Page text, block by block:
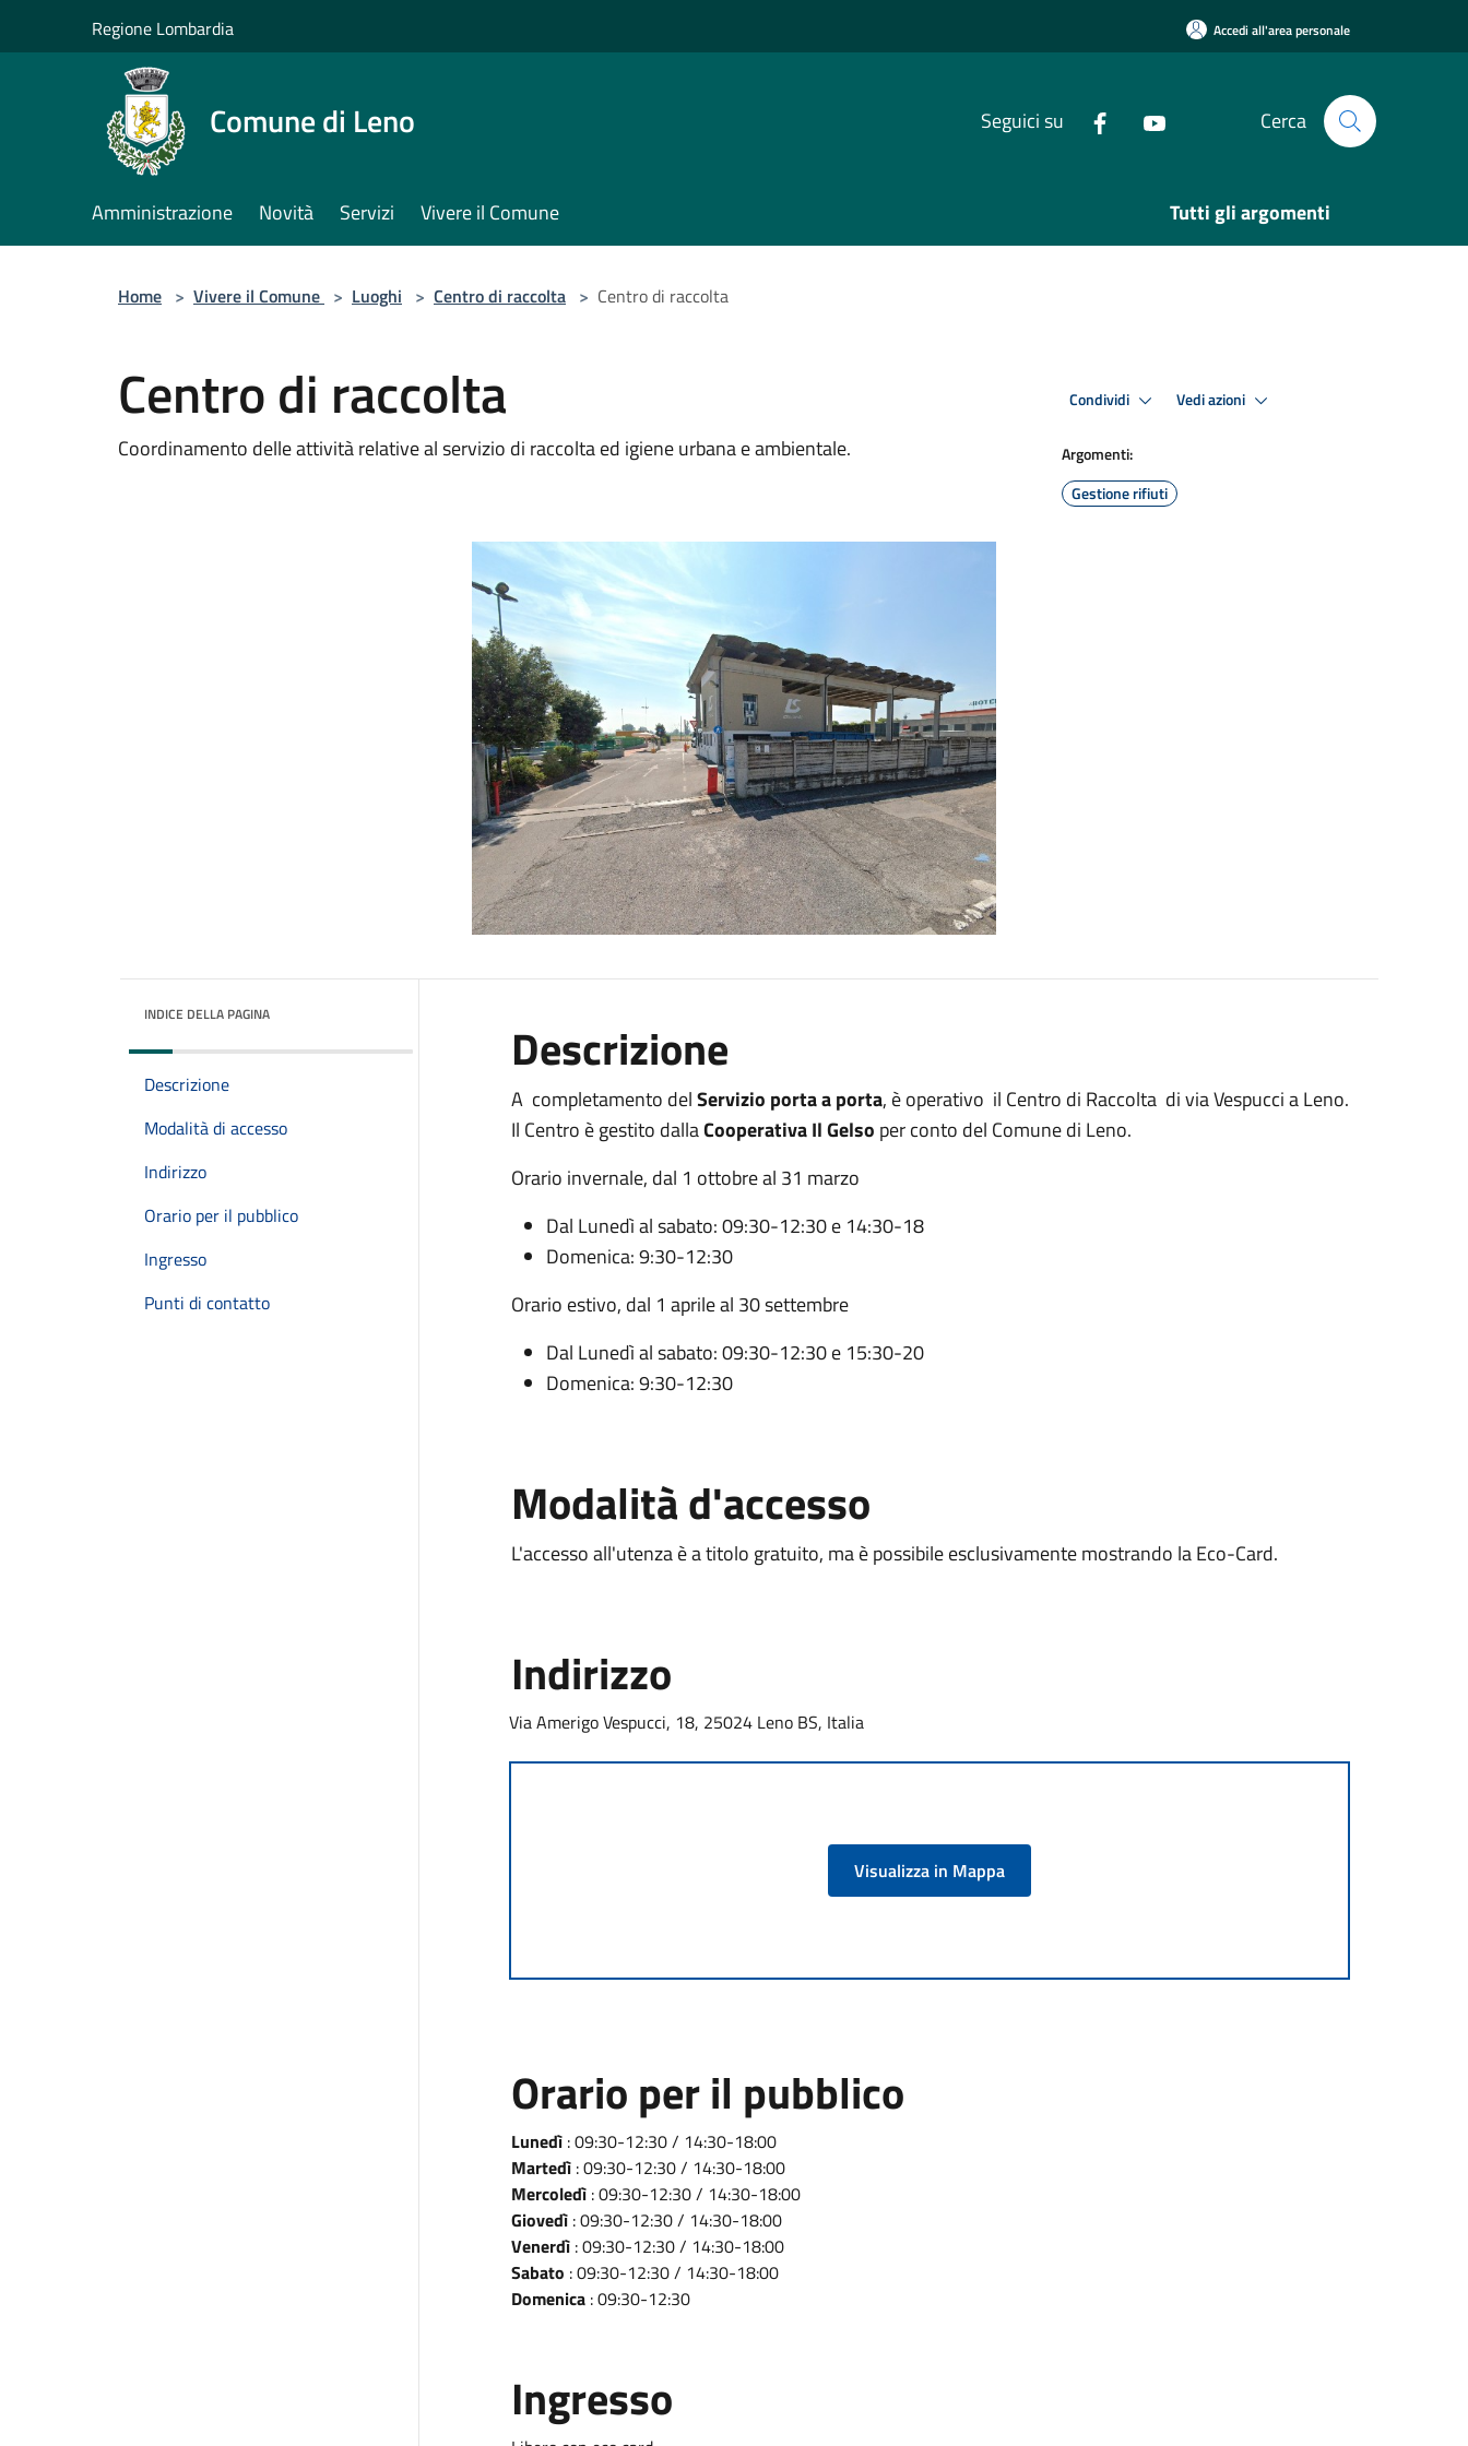
Regione Lombardia Accedi all'area personale
Comune di Leno Seguici su Cerca
Amministrazione Novità Servizi Vivere il Comune Tutti gli argomenti
Home > Vivere il Comune > Luoghi > Centro di raccolta > Centro di raccolta
Centro di raccolta
Coordinamento delle attività relative al servizio di raccolta ed igiene urbana e ambientale.
Condividi Vedi azioni
Argomenti:
Gestione rifiuti
INDICE DELLA PAGINA
Descrizione
Modalità di accesso
Indirizzo
Orario per il pubblico
Ingresso
Punti di contatto
Descrizione
A completamento delServizio porta a porta, è operativo il Centro di Raccolta di via Vespucci a Leno.
Il Centro è gestito dallaCooperativa Il Gelso per conto del Comune di Leno.
Orario invernale, dal 1 ottobre al 31 marzo
Dal Lunedì al sabato: 09:30-12:30 e 14:30-18
Domenica: 9:30-12:30
Orario estivo, dal 1 aprile al 30 settembre
Dal Lunedì al sabato: 09:30-12:30 e 15:30-20
Domenica: 9:30-12:30
Modalità d'accesso
L'accesso all'utenza è a titolo gratuito, ma è possibile esclusivamente mostrando la Eco-Card.
Indirizzo
Via Amerigo Vespucci, 18, 25024 Leno BS, Italia
Visualizza in Mappa
Orario per il pubblico
Lunedì: 09:30-12:30 / 14:30-18:00
Martedì: 09:30-12:30 / 14:30-18:00
Mercoledì: 09:30-12:30 / 14:30-18:00
Giovedì: 09:30-12:30 / 14:30-18:00
Venerdì: 09:30-12:30 / 14:30-18:00
Sabato : 09:30-12:30 / 14:30-18:00
Domenica: 09:30-12:30
Ingresso